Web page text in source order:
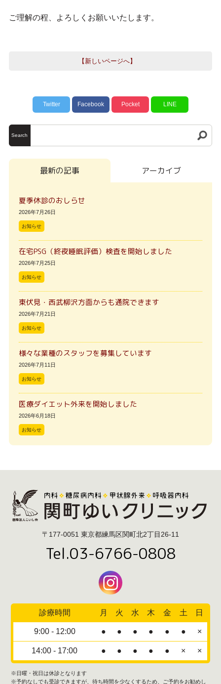
ご理解の程、よろしくお願いいたします。
【新しいページへ】
Twitter Facebook Pocket LINE
Search
最新の記事 アーカイブ
夏季休診のおしらせ
2026年7月26日
お知らせ
在宅PSG（終夜睡眠評価）検査を開始しました
2026年7月25日
お知らせ
東伏見・西武柳沢方面からも通院できます
2026年7月21日
お知らせ
様々な業種のスタッフを募集しています
2026年7月11日
お知らせ
医療ダイエット外来を開始しました
2026年6月18日
お知らせ
〒177-0051 東京都練馬区関町北2丁目26-11
Tel.03-6766-0808
診療時間 月 火 水 木 金 土 日
9:00 - 12:00 ● ● ● ● ● ● ×
14:00 - 17:00 ● ● ● ● ● × ×
※日曜・祝日は休診となります
※予約なしでも受診できますが、待ち時間を少なくするため、ご予約をお勧めし